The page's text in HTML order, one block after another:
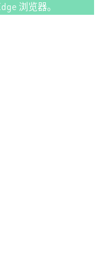
浏览器。